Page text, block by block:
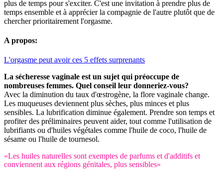
plus de temps pour s'exciter. C'est une invitation à prendre plus de
temps ensemble et à apprécier la compagnie de l'autre plutôt que de
chercher prioritairement l'orgasme.
A propos:
L'orgasme peut avoir ces 5 effets surprenants
La sécheresse vaginale est un sujet qui préoccupe de
nombreuses femmes. Quel conseil leur donneriez-vous?
Avec la diminution du taux d'œstrogène, la flore vaginale change.
Les muqueuses deviennent plus sèches, plus minces et plus
sensibles. La lubrification diminue également. Prendre son temps et
profiter des préliminaires peuvent aider, tout comme l'utilisation de
lubrifiants ou d'huiles végétales comme l'huile de coco, l'huile de
sésame ou l'huile de tournesol.
«Les huiles naturelles sont exemptes de parfums et d'additifs et
conviennent aux régions génitales, plus sensibles»